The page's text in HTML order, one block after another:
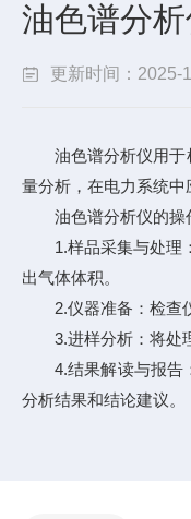
油色谱分
更新时间：2025-
油色谱分析仪用于检
量分析，在电力系统中
油色谱分析仪的操
1.样品采集与处理：
出气体体积。
2.仪器准备：检查仪
3.进样分析：将处理
4.结果解读与报告：
分析结果和结论建议。